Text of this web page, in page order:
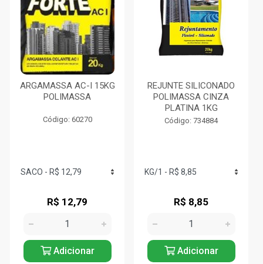
ARGAMASSA AC-I 15KG
POLIMASSA
Código: 60270
R$ 12,79
Adicionar
REJUNTE SILICONADO
POLIMASSA CINZA
PLATINA 1KG
Código: 734884
R$ 8,85
Adicionar